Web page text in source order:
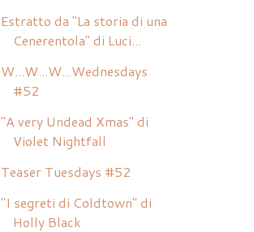
Estratto da "La storia di una
Cenerentola" di Luci...
W...W...W...Wednesdays
#52
"A very Undead Xmas" di
Violet Nightfall
Teaser Tuesdays #52
"I segreti di Coldtown" di
Holly Black